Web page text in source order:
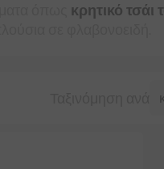
κρητικό τσάι